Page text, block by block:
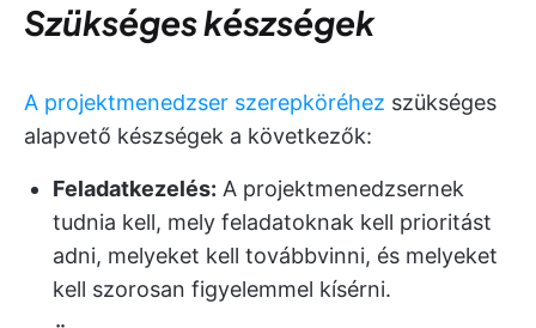
Szükséges készségek
A projektmenedzser szerepköréhez szükséges
alapvető készségek a következők:
Feladatkezelés: A projektmenedzsernek
tudnia kell, mely feladatoknak kell prioritást
adni, melyeket kell továbbvinni, és melyeket
kell szorosan figyelemmel kísérni.